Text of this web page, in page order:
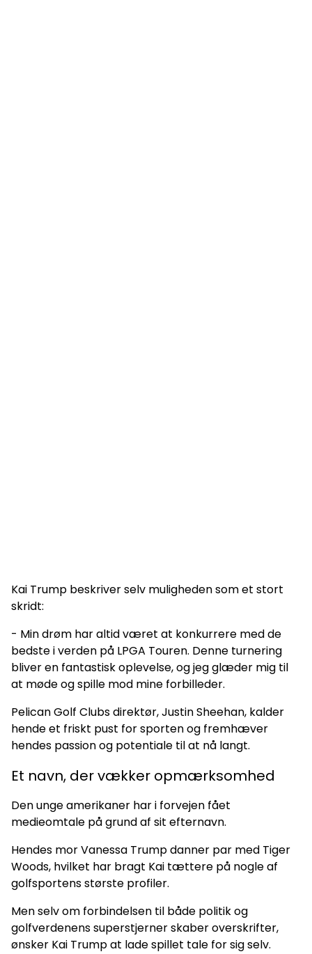
Kai Trump beskriver selv muligheden som et stort
skridt:
- Min drøm har altid været at konkurrere med de
bedste i verden på LPGA Touren. Denne turnering
bliver en fantastisk oplevelse, og jeg glæder mig til
at møde og spille mod mine forbilleder.
Pelican Golf Clubs direktør, Justin Sheehan, kalder
hende et friskt pust for sporten og fremhæver
hendes passion og potentiale til at nå langt.
Et navn, der vækker opmærksomhed
Den unge amerikaner har i forvejen fået
medieomtale på grund af sit efternavn.
Hendes mor Vanessa Trump danner par med Tiger
Woods, hvilket har bragt Kai tættere på nogle af
golfsportens største profiler.
Men selv om forbindelsen til både politik og
golfverdenens superstjerner skaber overskrifter,
ønsker Kai Trump at lade spillet tale for sig selv.